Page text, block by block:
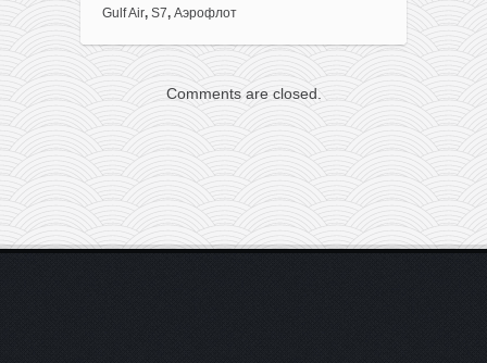
из
в
Азию
Gulf Air, S7, Аэрофлот
Comments are closed.